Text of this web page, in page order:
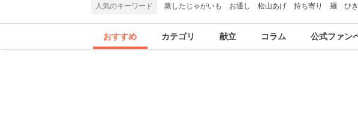
人気のキーワード 蒸したじゃがいも お通し 松山あげ 持ち寄り 麺 ひ
おすすめ カテゴリ 献立 コラム 公式ファン